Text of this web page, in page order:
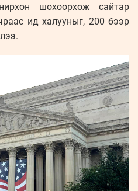
шохоорхож сайтар
ид халууныг, 200 бээр